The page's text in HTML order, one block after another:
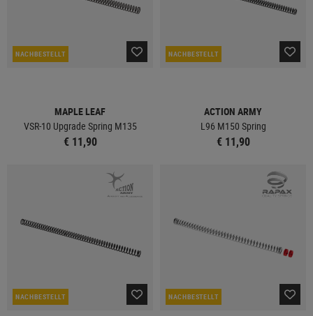
NACHBESTELLT
MAPLE LEAF
VSR-10 Upgrade Spring M135
€ 11,90
NACHBESTELLT
ACTION ARMY
L96 M150 Spring
€ 11,90
NACHBESTELLT NACHBESTELLT